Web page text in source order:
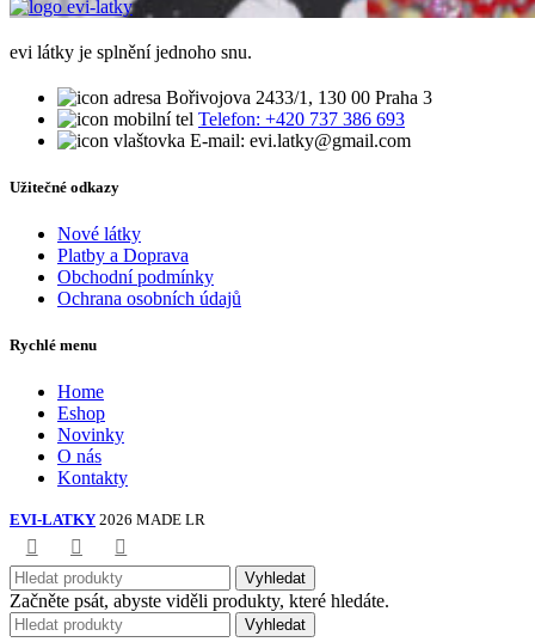
evi látky je splnění jednoho snu.
Bořivojova 2433/1, 130 00 Praha 3
Telefon: +420 737 386 693
E-mail: evi.latky@gmail.com
Užitečné odkazy
Nové látky
Platby a Doprava
Obchodní podmínky
Ochrana osobních údajů
Rychlé menu
Home
Eshop
Novinky
O nás
Kontakty
EVI-LATKY 2026 MADE LR
Vyhledat
Začněte psát, abyste viděli produkty, které hledáte.
Vyhledat